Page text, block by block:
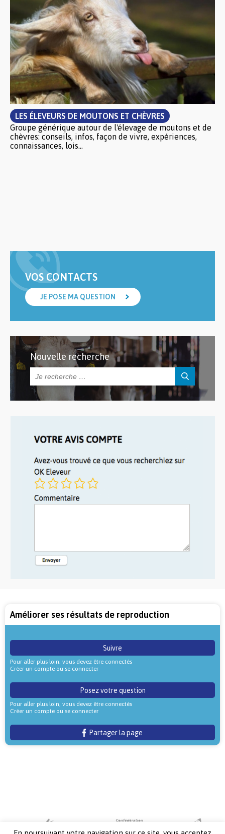
LES ÉLEVEURS DE MOUTONS ET CHÈVRES
Groupe générique autour de l'élevage de moutons et de
chèvres: conseils, infos, façon de vivre, expériences,
connaissances, lois...
VOS CONTACTS
JE POSE MA QUESTION
Nouvelle recherche
Améliorer ses résultats de reproduction
Suivre
Pour aller plus loin, vous devez être connectés
Créer un compte ou se connecter
Posez votre question
Pour aller plus loin, vous devez être connectés
Créer un compte ou se connecter
Partager la page